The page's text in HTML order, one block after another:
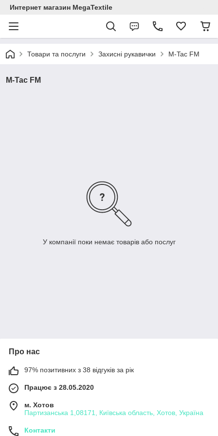
Интернет магазин MegaTextile
Товари та послуги Захисні рукавички M-Tac FM
M-Tac FM
У компанії поки немає товарів або послуг
Про нас
97% позитивних з 38 відгуків за рік
Працює з 28.05.2020
м. Хотов
Партизанська 1,08171, Київська область, Хотов, Україна
Контакти